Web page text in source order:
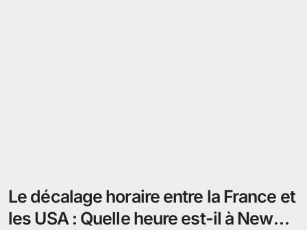
Le décalage horaire entre la France et
les USA : Quelle heure est-il à New